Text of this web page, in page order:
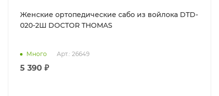
Женские ортопедические сабо из войлока DTD-
020-2Ш DOCTOR THOMAS
Много Арт.: 26649
5 390 ₽